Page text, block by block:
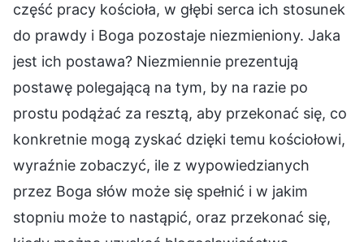
część pracy kościoła, w głębi serca ich stosunek
do prawdy i Boga pozostaje niezmieniony. Jaka
jest ich postawa? Niezmiennie prezentują
postawę polegającą na tym, by na razie po
prostu podążać za resztą, aby przekonać się, co
konkretnie mogą zyskać dzięki temu kościołowi,
wyraźnie zobaczyć, ile z wypowiedzianych
przez Boga słów może się spełnić i w jakim
stopniu może to nastąpić, oraz przekonać się,